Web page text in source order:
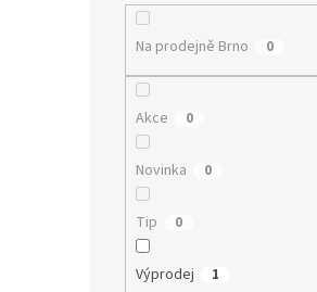
Na prodejně Brno 0
Akce 0
Novinka 0
Tip 0
Výprodej 1